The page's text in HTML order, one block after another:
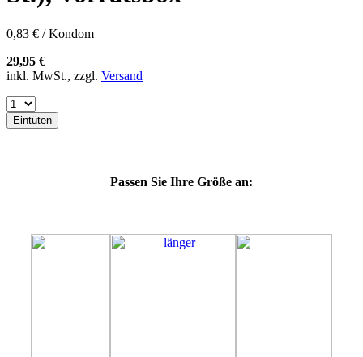
60J
60K
60L
64E
64K
64L
0,83 € / Kondom
29,95 €
inkl. MwSt., zzgl. Versand
Eintüten
Passen Sie Ihre Größe an: